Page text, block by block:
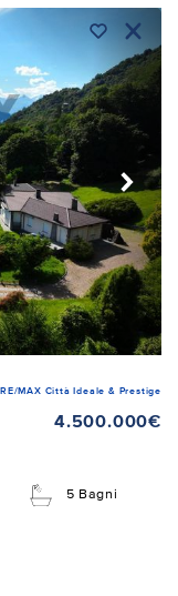
RE/MAX Città Ideale & Prestige
4.500.000€
5 Bagni